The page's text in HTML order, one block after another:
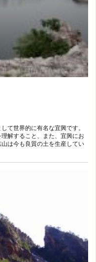
て世界的に有名な宜興です。
解すること、また、宜興にお
は今も良質の土を生産してい